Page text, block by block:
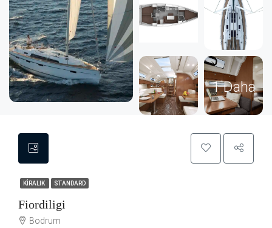
1 Daha
KIRALIK STANDARD
Fiordiligi
Bodrum